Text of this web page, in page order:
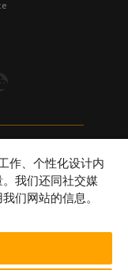
作、个性化设计内
我们还同社交媒
们网站的信息。